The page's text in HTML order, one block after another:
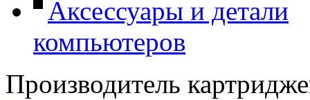
Аксессуары и детали
компьютеров
Производитель